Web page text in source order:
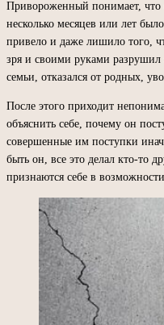
Привороженный понимает, что
несколько месяцев или лет
привело и даже лишило того,
зря и своими руками
семьи, отказался от родных,
После этого приходит
объяснить себе, почему он
совершенные им поступки
быть он, все это делал кто-то
признаются себе в